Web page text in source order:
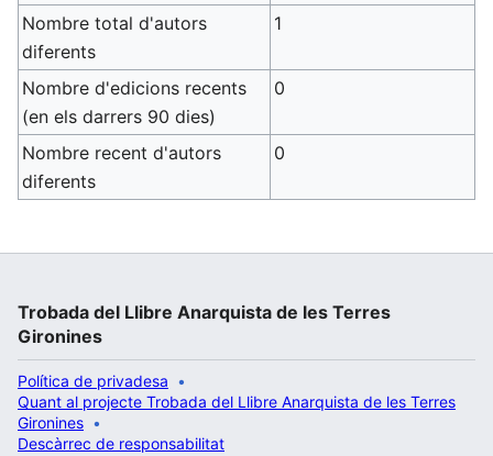
Nombre total d'autors
diferents
1
Nombre d'edicions recents
(en els darrers 90 dies)
0
Nombre recent d'autors
diferents
0
Trobada del Llibre Anarquista de les Terres
Gironines
Política de privadesa
Quant al projecte Trobada del Llibre Anarquista de les Terres
Gironines
Descàrrec de responsabilitat